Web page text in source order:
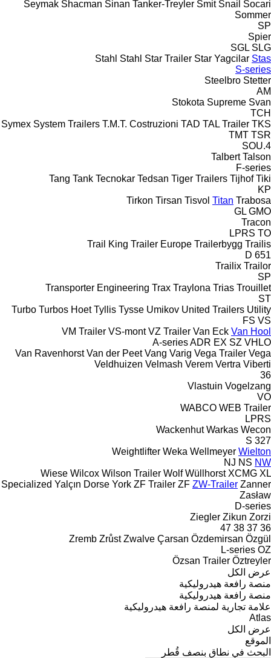
Seymak Shacman Sinan Tanker-Treyler Smit Snail Socari
Sommer
SP
Spier
SGL SLG
Stahl Stahl Star Trailer Star Yagcilar Stas
S-series
Steelbro Stetter
AM
Stokota Supreme Svan
TCH
Symex System Trailers T.M.T. Costruzioni TAD TAL Trailer TKS
TMT TSR
4.SOU
Talbert Talson
F-series
Tang Tank Tecnokar Tedsan Tiger Trailers Tijhof Tiki
KP
Tirkon Tirsan Tisvol Titan Trabosa
GL GMO
Tracon
LPRS TO
Trail King Trailer Europe Trailerbygg Trailis
D 651
Trailix Trailor
SP
Transporter Engineering Trax Traylona Trias Trouillet
ST
Turbo Turbos Hoet Tyllis Tysse Umikov United Trailers Utility
FS VS
VM Trailer VS-mont VZ Trailer Van Eck Van Hool
A-seriesADR EX SZ VHLO
Van Ravenhorst Van der Peet Vang Varig Vega Trailer Vega
Veldhuizen Velmash Verem Vertra Viberti
36
Vlastuin Vogelzang
VO
WABCO WEB Trailer
LPRS
Wackenhut Warkas Wecon
S 327
Weightlifter Weka Wellmeyer Wielton
NJ NS NW
Wiese Wilcox Wilson Trailer Wolf Wüllhorst XCMG XL
Specialized Yalçın Dorse York ZF Trailer ZF ZW-Trailer Zanner
Zasław
D-series
Ziegler Zikun Zorzi
36
37
38
47
Zremb Zrůst Zwalve Çarsan Özdemirsan Özgül
L-series OZ
Özsan Trailer Öztreyler
عرض الكل
منصة رافعة هيدروليكية
منصة رافعة هيدروليكية
علامة تجارية لمنصة رافعة هيدروليكية
Atlas
عرض الكل
الموقع
البحث في نطاق بنصف قُطر